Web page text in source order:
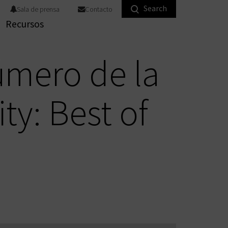
antivuelco
de enclavamiento con
Recursos
Sala de prensa Contacto Search
de la
Best of